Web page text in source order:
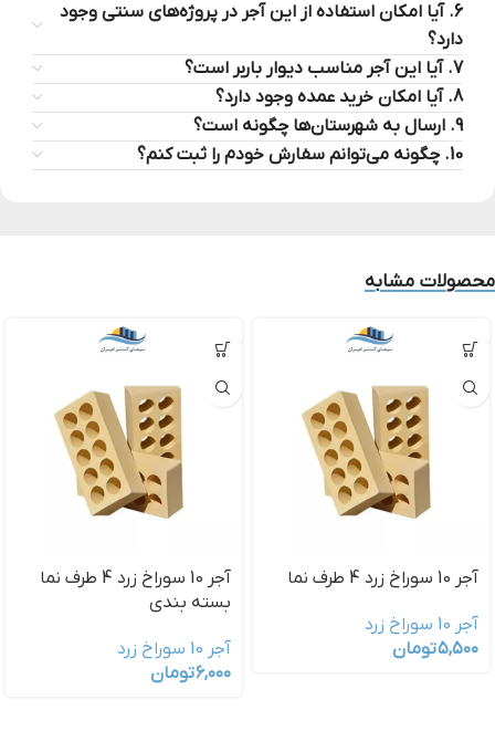
6. آیا امکان استفاده از این آجر در پروژه‌های سنتی وجود
دارد؟
7. آیا این آجر مناسب دیوار باربر است؟
8. آیا امکان خرید عمده وجود دارد؟
9. ارسال به شهرستان‌ها چگونه است؟
10. چگونه می‌توانم سفارش خودم را ثبت کنم؟
محصولات مشابه
آجر 10 سوراخ زرد 4 طرف نما
آجر 10 سوراخ زرد
۵,۵۰۰تومان
آجر 10 سوراخ زرد 4 طرف نما
بسته بندی
آجر 10 سوراخ زرد
۶,۰۰۰تومان